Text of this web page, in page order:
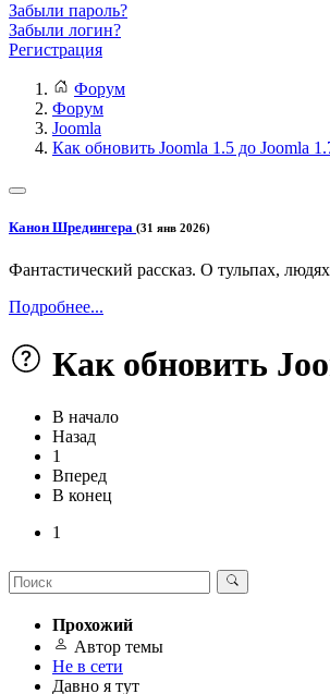
Забыли пароль?
Забыли логин?
Регистрация
Форум
Форум
Joomla
Как обновить Joomla 1.5 до Joomla
Канон Шредингера (31 янв 2026)
Фантастический рассказ. О тульпах,
Подробнее...
Как обновить
В начало
Назад
1
Вперед
В конец
1
Прохожий
Автор темы
Не в сети
Давно я тут